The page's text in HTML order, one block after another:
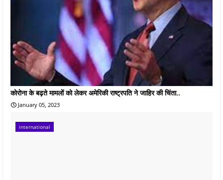
कोरोना के बढ़ते मामलों को लेकर अमेरिकी राष्ट्रपति ने जाहिर की चिंता..
January 05, 2023
international